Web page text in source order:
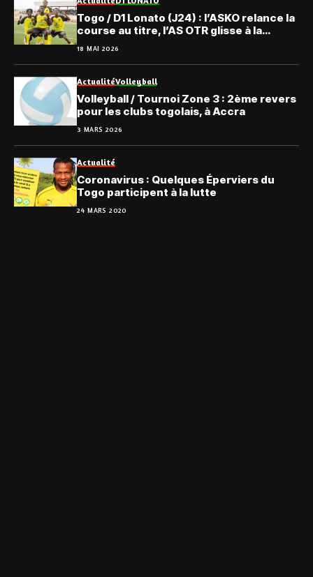
Togo / D1 Lonato (J24) : l’ASKO relance la
course au titre, l’AS OTR glisse à la
dernière place
18 MAI 2026
ActualitéVolleyball
Volleyball / Tournoi Zone 3 : 2ème revers
pour les clubs togolais, à Accra
3 MARS 2026
Actualité
Coronavirus : Quelques Éperviers du
Togo participent à la lutte
24 MARS 2020